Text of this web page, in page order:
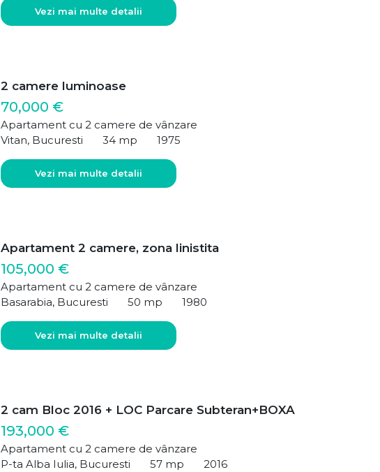
Vezi mai multe detalii
2 camere luminoase
70,000 €
Apartament cu 2 camere de vânzare
Vitan, Bucuresti
34 mp 1975
Vezi mai multe detalii
Apartament 2 camere, zona linistita
105,000 €
Apartament cu 2 camere de vânzare
Basarabia, Bucuresti
50 mp 1980
Vezi mai multe detalii
2 cam Bloc 2016 + LOC Parcare Subteran+BOXA
193,000 €
Apartament cu 2 camere de vânzare
P-ta Alba Iulia, Bucuresti
57 mp 2016